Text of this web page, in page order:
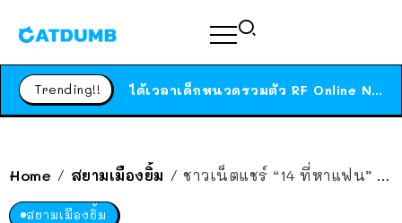
Trending!! ได้เวลาเด็กหนวดรวมตัว RF Online Next เปิดให้เล่นแล้ว เกม Sci-Fi MMORPG ระดับตำนาน เล่นได้ทั้งมือถือและ PC
Home / สยามเมืองยิ้ม / ชาวเน็ตแชร์ “14 ที่หาแฟน” ฟิตเนส-ทริปไหว้พระ-ร้านหมูกระทะ มาหมด ไม่ได้ให้รู้ไป!
สยามเมืองยิ้ม